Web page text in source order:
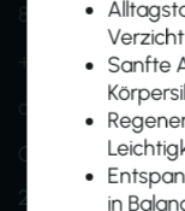
8230 Hartberg
+43 (0)664
Onboarding- und
24h Zutritt für
Verzicht
Sanfte
in